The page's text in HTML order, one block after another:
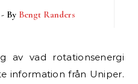
- By Bengt Randers
information från Uniper.